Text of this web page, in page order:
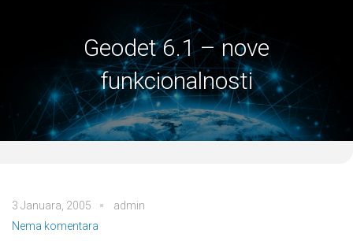
Geodet 6.1 – nove
funkcionalnosti
3 Januara, 2005
admin
Nema komentara